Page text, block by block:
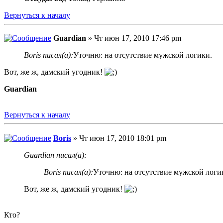
Вернуться к началу
Guardian » Чт июн 17, 2010 17:46 pm
Boris писал(а):Уточню: на отсутствие мужской логики.
Вот, же ж, дамский угодник!
Guardian
Вернуться к началу
Boris » Чт июн 17, 2010 18:01 pm
Guardian писал(а):
Boris писал(а):Уточню: на отсутствие мужской
Вот, же ж, дамский угодник!
Кто?